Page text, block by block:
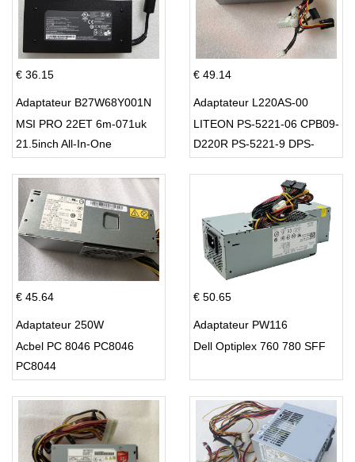
€ 36.15
Adaptateur B27W68Y001N
MSI PRO 22ET 6m-071uk
21.5inch All-In-One
€ 49.14
Adaptateur L220AS-00
LITEON PS-5221-06 CPB09-
D220R PS-5221-9 DPS-
€ 45.64
Adaptateur 250W
Acbel PC 8046 PC8046
PC8044
€ 50.65
Adaptateur PW116
Dell Optiplex 760 780 SFF